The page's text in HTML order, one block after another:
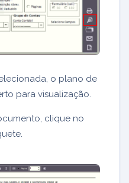
o plano de
para visualização.
clique no